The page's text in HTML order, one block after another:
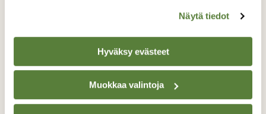
Näytä tiedot
Hyväksy evästeet
Muokkaa valintoja
Valokuvaaja: Tiina Rautava, Höytiäinen,
Kontioniemi 4.1.2016
TAKAISIN LISTAAN